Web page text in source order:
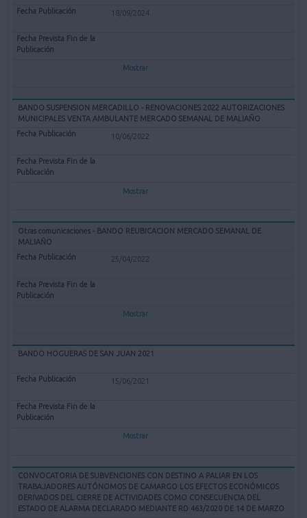
18/09/2024
Mostrar
BANDO SUSPENSION MERCADILLO - RENOVACIONES 2022 AUTORIZACIONES
MUNICIPALES VENTA AMBULANTE MERCADO SEMANAL DE MALIAÑO
10/06/2022
Mostrar
Otras comunicaciones - BANDO REUBICACION MERCADO SEMANAL DE
MALIAÑO
25/04/2022
Mostrar
BANDO HOGUERAS DE SAN JUAN 2021
15/06/2021
Mostrar
CONVOCATORIA DE SUBVENCIONES CON DESTINO A PALIAR EN LOS
TRABAJADORES AUTÓNOMOS DE CAMARGO LOS EFECTOS ECONÓMICOS
DERIVADOS DEL CIERRE DE ACTIVIDADES COMO CONSECUENCIA DEL
ESTADO DE ALARMA DECLARADO MEDIANTE RD 463/2020 DE 14 DE MARZO